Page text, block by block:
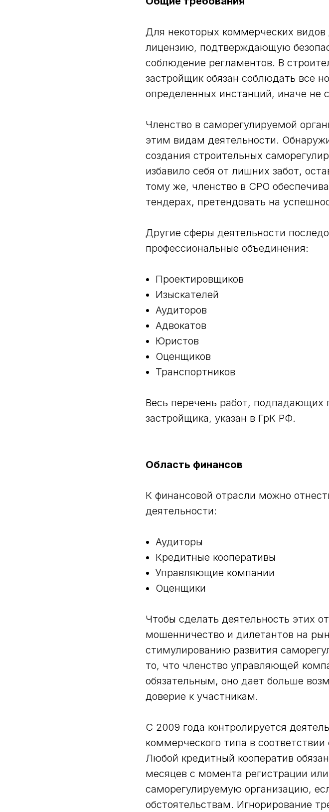
Для некоторых коммерческих
лицензию, подтверждающую
соблюдение регламентов. В
застройщик обязан соблюдать все
определенных инстанций, иначе не
Членство в саморегулируемой
этим видам деятельности.
создания строительных
избавило себя от лишних забот,
тому же, членство в СРО
тендерах, претендовать на
Другие сферы деятельности
профессиональные объединения:
Проектировщиков
Изыскателей
Аудиторов
Адвокатов
Юристов
Оценщиков
Транспортников
Весь перечень работ, подпадающих
застройщика, указан в ГрК РФ.
Область финансов
К финансовой отрасли можно
деятельности:
Аудиторы
Кредитные кооперативы
Управляющие компании
Оценщики
Чтобы сделать деятельность этих
мошенничество и дилетантов на
стимулированию развития
то, что членство управляющей
обязательным, оно дает больше
доверие к участникам.
С 2009 года контролируется
коммерческого типа в
Любой кредитный кооператив
месяцев с момента регистрации
саморегулируемую организацию,
обстоятельствам. Игнорирование